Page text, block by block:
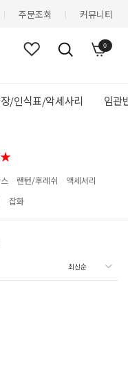
주문조회 커뮤니티
0
/인식표/악세사리 임관
★
랜턴/후레쉬
액세서리
잡화